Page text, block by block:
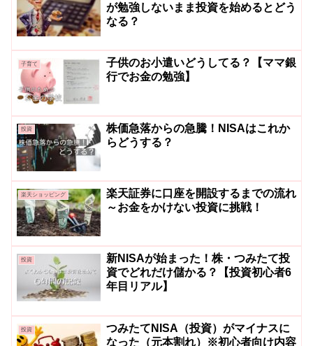
が勉強しないまま投資を始めるとどう
なる？
子育て
子供のお小遣いどうしてる？【ママ銀
行でお金の勉強】
投資
株価急落からの急騰！NISAはこれか
らどうする？
楽天ショッピング
楽天証券に口座を開設するまでの流れ
～お金をかけない投資に挑戦！
投資
新NISAが始まった！株・つみたて投
資でどれだけ儲かる？【投資初心者6
年目リアル】
投資
つみたてNISA（投資）がマイナスに
なった（元本割れ）※初心者向け内容